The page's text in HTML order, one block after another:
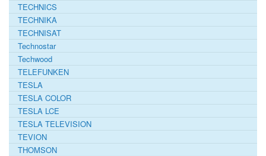
TECHNICS
TECHNIKA
TECHNISAT
Technostar
Techwood
TELEFUNKEN
TESLA
TESLA COLOR
TESLA LCE
TESLA TELEVISION
TEVION
THOMSON